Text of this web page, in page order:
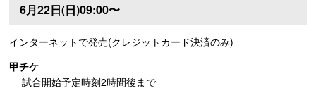
6月22日(日)09:00〜
インターネットで発売(クレジットカード決済のみ)
甲チケ
試合開始予定時刻2時間後まで